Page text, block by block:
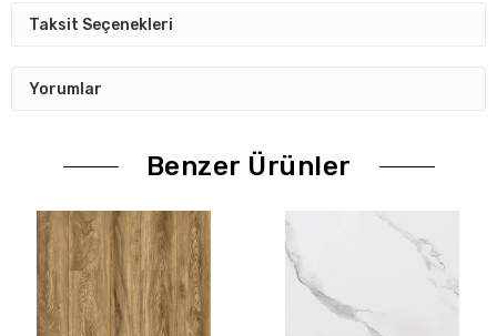
Taksit Seçenekleri
Yorumlar
Benzer Ürünler